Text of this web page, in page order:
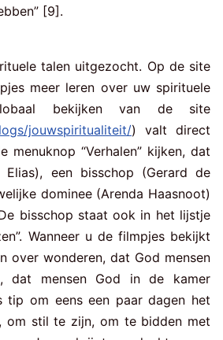
[9].
talen uitgezocht. Op de site
meer leren over uw spirituele
bekijken van de site
jouwspiritualiteit/) valt direct
menuknop “Verhalen” kijken, dat
Elias), een bisschop (Gerard de
dominee (Arenda Haasnoot)
bisschop staat ook in het lijstje
Wanneer u de filmpjes bekijkt
over wonderen, dat God mensen
dat mensen God in de kamer
tip om eens een paar dagen het
om stil te zijn, om te bidden met